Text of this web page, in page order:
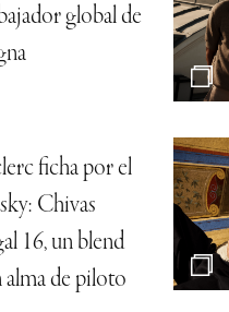
global de
ficha por el
Chivas
16, un blend
alma de piloto